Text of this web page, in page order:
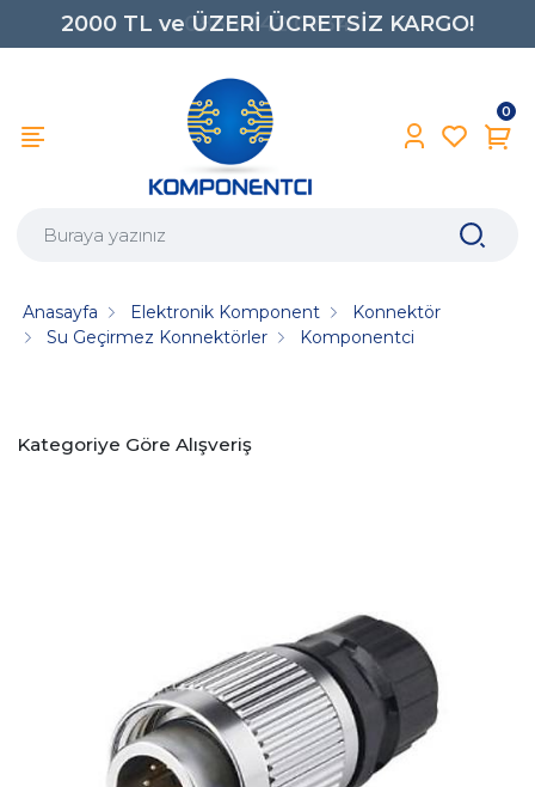
2000 TL ve ÜZERİ ÜCRETSİZ KARGO!
0850 242 0734
0
Anasayfa Elektronik Komponent
Konnektör
Su Geçirmez Konnektörler
Komponentci
Kategoriye Göre Alışveriş